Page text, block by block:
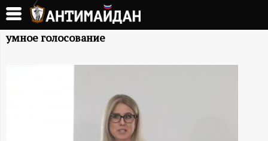
Перейти
основному
А
умное голосование